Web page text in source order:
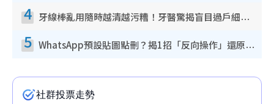
4 牙線棒亂用隨時越清越污糟！牙醫驚揭盲目過戶細菌恐致蛀牙：呢種先係日常真保養
5 WhatsApp預設貼圖點刪？揭1招「反向操作」還原簡潔介面 附3步實測教學